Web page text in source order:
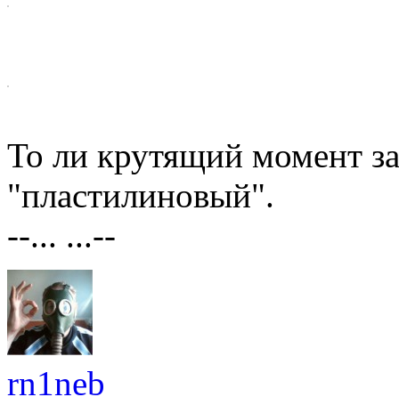
То ли крутящий момент
"пластилиновый".
--... ...--
rn1neb